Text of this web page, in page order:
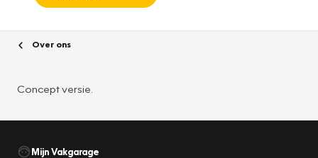
Over ons
Concept versie.
Mijn Vakgarage